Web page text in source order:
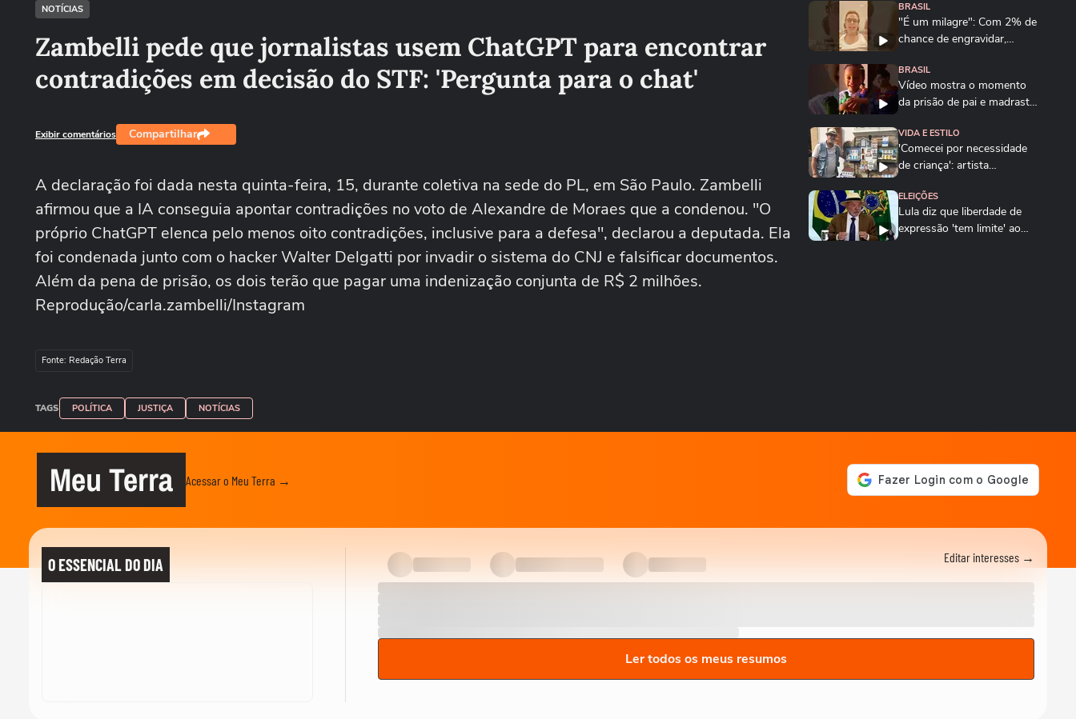
NOTÍCIAS
Zambelli pede que jornalistas usem ChatGPT para encontrar
contradições em decisão do STF: 'Pergunta para o chat'
Exibir comentários Compartilhar
A declaração foi dada nesta quinta-feira, 15, durante coletiva na sede do PL, em São Paulo. Zambelli
afirmou que a IA conseguia apontar contradições no voto de Alexandre de Moraes que a condenou. "O
próprio ChatGPT elenca pelo menos oito contradições, inclusive para a defesa", declarou a deputada. Ela
foi condenada junto com o hacker Walter Delgatti por invadir o sistema do CNJ e falsificar documentos.
Além da pena de prisão, os dois terão que pagar uma indenização conjunta de R$ 2 milhões.
Reprodução/carla.zambelli/Instagram
Fonte: Redação Terra
TAGS POLÍTICA JUSTIÇA NOTÍCIAS
BRASIL
"É um milagre": Com 2% de
chance de engravidar,
BRASIL
Vídeo mostra o momento
da prisão de pai e madrasta
VIDA E ESTILO
'Comecei por necessidade
de criança': artista
ELEIÇÕES
Lula diz que liberdade de
expressão 'tem limite' ao
'turismo de...
Chegada de ciclone provoca
granizo e afeta mais de 100
casas no RS...
Chegada de ciclone provoca
casas no RS
NOTÍCIAS
Meu Terra Acessar o Meu Terra →
O ESSENCIAL DO DIA Editar interesses →
Ler todos os meus resumos